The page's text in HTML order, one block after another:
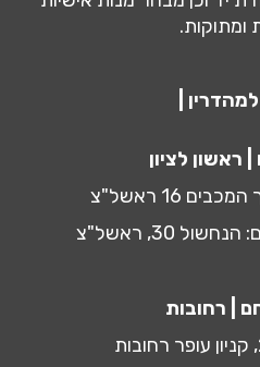
ומתוקות.
|
ראשון לציון
16 ראשל"צ
30, ראשל"צ
| רחובות